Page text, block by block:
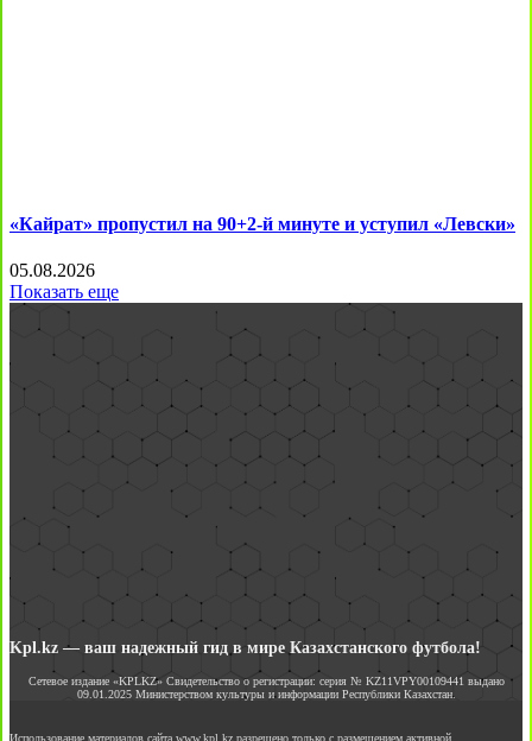
«Кайрат» пропустил на 90+2-й минуте и уступил «Левски»
05.08.2026
Показать еще
Kpl.kz — ваш надежный гид в мире Казахстанского футбола!
Сетевое издание «KPLKZ» Свидетельство о регистрации: серия № KZ11VPY00109441 выдано
09.01.2025 Министерством культуры и информации Республики Казахстан.
Использование материалов сайта www.kpl.kz разрешено только с размещением активной